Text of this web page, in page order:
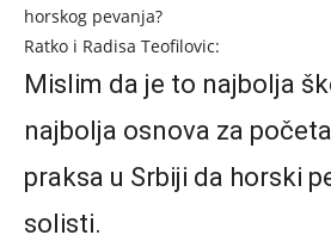
horskog pevanja?
Ratko i Radisa Teofilovic:
Mislim da je to najbolja
najbolja osnova za
praksa u Srbiji da horski
solisti.